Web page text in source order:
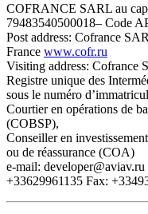
COFRANCE SARL au
79483540500018– Code
Post address: Cofrance
France www.cofr.ru
Visiting address: Cofrance
Registre unique des
sous le numéro
Courtier en opérations de
(COBSP),
Conseiller en
ou de réassurance (COA)
e-mail:
+33629961135 Fax: